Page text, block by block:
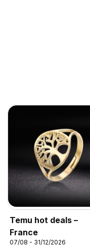
Temu hot deals –
France
07/08 - 31/12/2026